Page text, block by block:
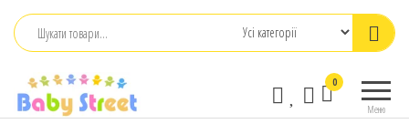
Перейти
babystreet.com.ua
– інтернет- Меню
0